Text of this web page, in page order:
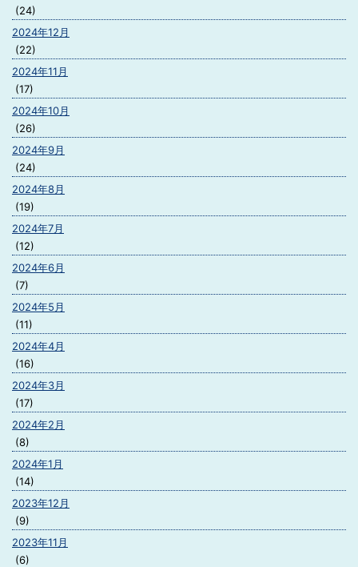
(24)
2024年12月
(22)
2024年11月
(17)
2024年10月
(26)
2024年9月
(24)
2024年8月
(19)
2024年7月
(12)
2024年6月
(7)
2024年5月
(11)
2024年4月
(16)
2024年3月
(17)
2024年2月
(8)
2024年1月
(14)
2023年12月
(9)
2023年11月
(6)